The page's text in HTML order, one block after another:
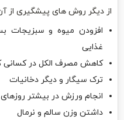
از دیگر روش های پیشگیری از آن
افزودن میوه و سبزیجات
غذایی
کاهش مصرف الکل در کسانی
ترک سیگار و دیگر دخانیات
انجام ورزش در بیشتر
داشتن وزن سالم و نرمال